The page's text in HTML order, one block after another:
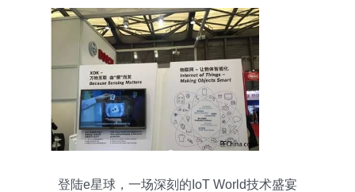
登陆e星球，一场深刻的IoT World技术盛宴